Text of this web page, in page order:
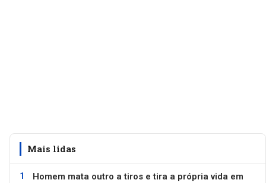
Mais lidas
Homem mata outro a tiros e tira a própria vida em